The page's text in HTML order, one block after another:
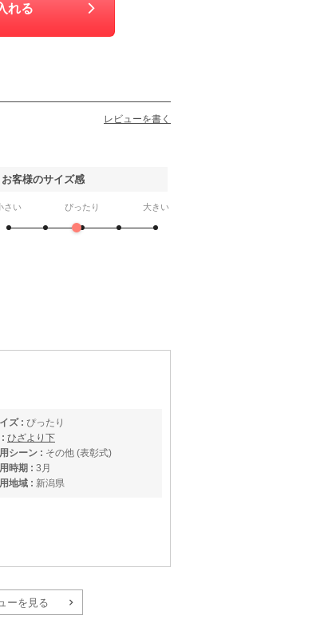
れる
レビューを書く
お客様のサイズ感
さい ぴったり 大きい
ズ : ぴったり
ひざより下
シーン : その他 (表彰式)
時期 : 3月
地域 : 新潟県
ーを見る